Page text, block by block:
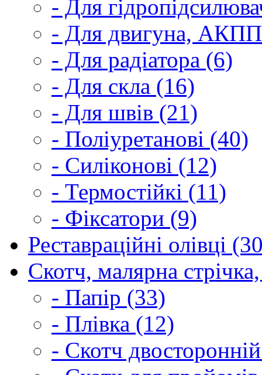
- Для
- Для двигуна,
- Для радіатора (6)
- Для скла (16)
- Для швів (21)
- Поліуретанові (40)
- Силіконові (12)
- Термостійкі (11)
- Фіксатори (9)
Реставраційні олівці
Скотч, малярна
- Папір (33)
- Плівка (12)
- Скотч